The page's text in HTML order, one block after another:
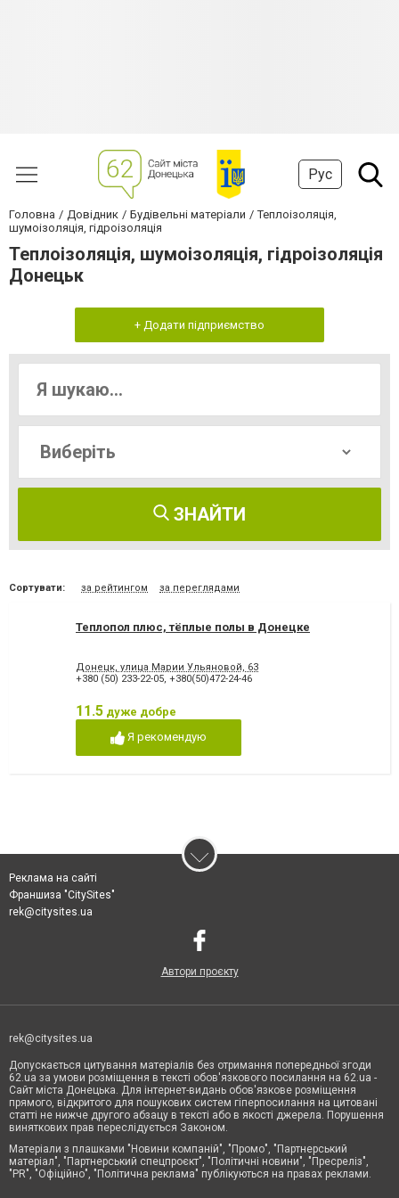
Рус
Головна Довідник Будівельні матеріали
Теплоізоляція,
шумоізоляція, гідроізоляція
Теплоізоляція, шумоізоляція, гідроізоляція
Донецьк
+ Додати підприємство
ЗНАЙТИ
Сортувати: за рейтингом за переглядами
Теплопол плюс, тёплые полы в Донецке
Донецк, улица Марии Ульяновой, 63
+380 (50) 233-22-05, +380(50)472-24-46
11.5 дуже добре
Я рекомендую
Реклама на сайті
Франшиза "CitySites"
rek@citysites.ua
Автори проєкту
rek@citysites.ua
Допускається цитування матеріалів без отримання попередньої згоди
62.ua за умови розміщення в тексті обов'язкового посилання на 62.ua -
Сайт міста Донецька. Для інтернет-видань обов'язкове розміщення
прямого, відкритого для пошукових систем гіперпосилання на цитовані
статті не нижче другого абзацу в тексті або в якості джерела. Порушення
виняткових прав переслідується Законом.
Матеріали з плашками "Новини компаній", "Промо", "Партнерський
матеріал", "Партнерський спецпроєкт", "Політичні новини", "Пресреліз",
"PR", "Офіційно", "Політична реклама" публікуються на правах реклами.